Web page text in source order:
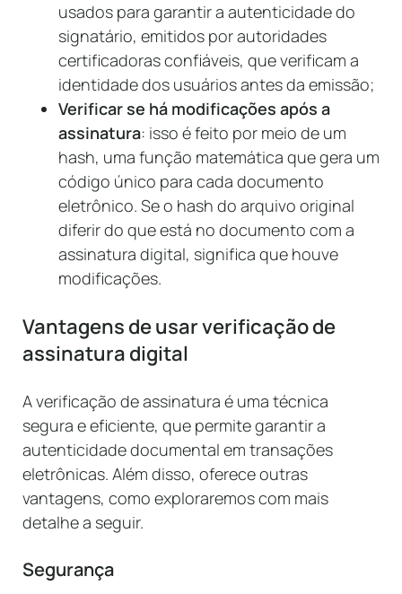
usados para garantir a autenticidade do
signatário, emitidos por autoridades
certificadoras confiáveis, que verificam a
identidade dos usuários antes da emissão;
Verificar se há modificações após a
assinatura: isso é feito por meio de um
hash, uma função matemática que gera um
código único para cada documento
eletrônico. Se o hash do arquivo original
diferir do que está no documento com a
assinatura digital, significa que houve
modificações.
Vantagens de usar verificação de
assinatura digital
A verificação de assinatura é uma técnica
segura e eficiente, que permite garantir a
autenticidade documental em transações
eletrônicas. Além disso, oferece outras
vantagens, como exploraremos com mais
detalhe a seguir.
Segurança